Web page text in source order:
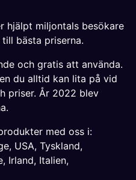
hjälpt miljontals besökare
bästa priserna.
och gratis att använda.
du alltid kan lita på vid
priser. År 2022 blev
med oss i:
, USA, Tyskland,
, Irland, Italien,